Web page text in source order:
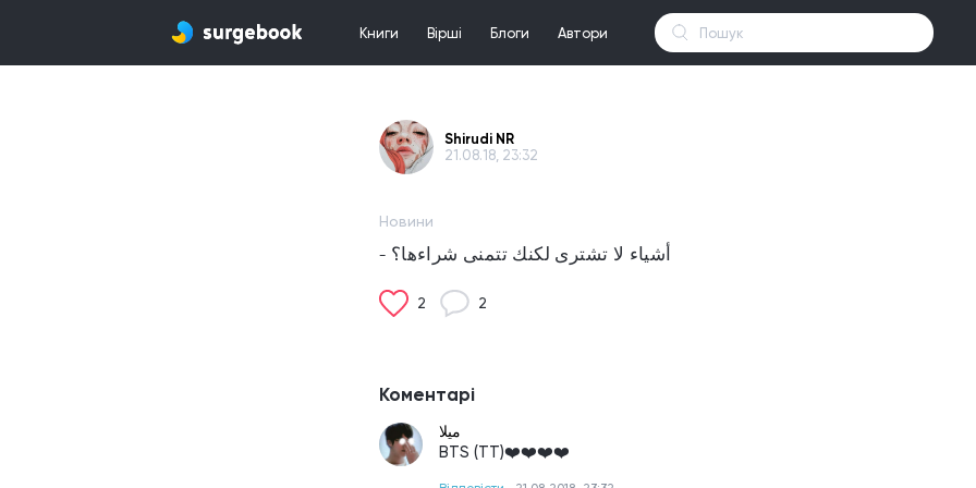
Книги Вірші Блоги Автори
Shirudi NR
21.08.18, 23:32
Новини
- أشياء لا تشترى لكنك تتمنى شراءها؟
2 2
Коментарі
ميلا
BTS (TT)❤️❤️❤️❤️